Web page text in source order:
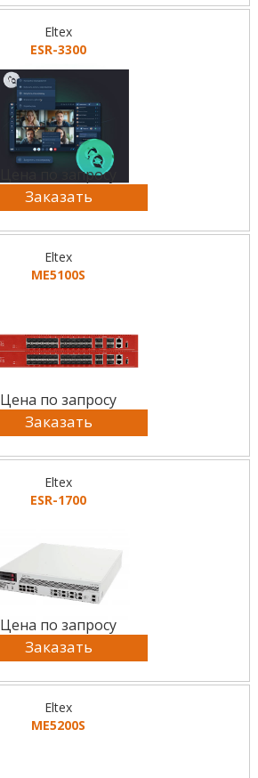
Eltex
ESR-3300
Цена по запросу
Заказать
Eltex
MЕ5100S
Цена по запросу
Заказать
Eltex
ESR-1700
Цена по запросу
Заказать
Eltex
ME5200S